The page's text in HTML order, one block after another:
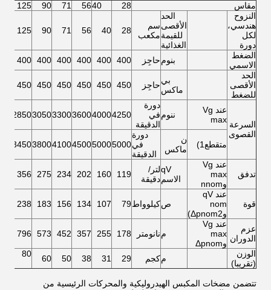
مقاس 28
40
56
71
90
125
النزوح
هندسي،
لكل
دورة
الحد
الأقصى
للقيمة
الغذائية
سم
مكعب
28
40
56
71
90
125
الضغط
الاسمي
بنومحاجِز 400
400
400
400
400
400
الحد
الأقصى
للضغط
بي
ماكسحاجِز 450
450
450
450
450
450
السرعة
القصوى
عند Vg
max
ننوم
دورة
في
الدقيقة
4250
4000
3600
3300
3050
2850
متقطع1)
ن
ماكس
دورة
في
الدقيقة
5000
5000
4500
4100
3800
3450
تدفق
عند Vg
max
وnnom
qV
الاسم
لتر/
دقيقة
119
160
202
234
275
356
قوة
عند qV
nom
وΔpnom2)
صكيلوواط79
107
134
156
183
238
عزم
الدوران
عند Vg
max
وΔpnom
منانومتر 178
255
357
452
573
796
الوزن
(تقريبا)
مكجم 29
31
38
50
60
80
تتضمن مضخات المكبس الهيدروليكية والمحركات الرئيسية من